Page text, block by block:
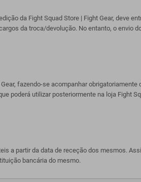
da Fight Squad Store | Fight Gear, deve
da troca/devolução. No entanto, o
fazendo-se acompanhar
poderá utilizar posteriormente na loja Fight
a partir da data de receção dos mesmos.
bancária do mesmo.